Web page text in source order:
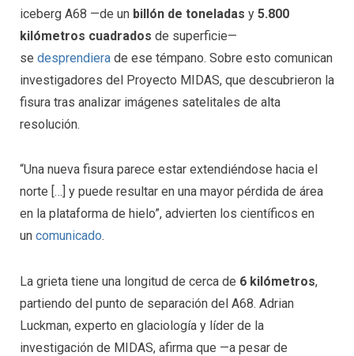
iceberg A68 —de un billón de toneladas y 5.800
kilómetros cuadrados de superficie—
se desprendiera de ese témpano. Sobre esto comunican
investigadores del Proyecto MIDAS, que descubrieron la
fisura tras analizar imágenes satelitales de alta
resolución.
“Una nueva fisura parece estar extendiéndose hacia el
norte […] y puede resultar en una mayor pérdida de área
en la plataforma de hielo”, advierten los científicos en
un comunicado.
La grieta tiene una longitud de cerca de 6 kilómetros,
partiendo del punto de separación del A68. Adrian
Luckman, experto en glaciología y líder de la
investigación de MIDAS, afirma que —a pesar de